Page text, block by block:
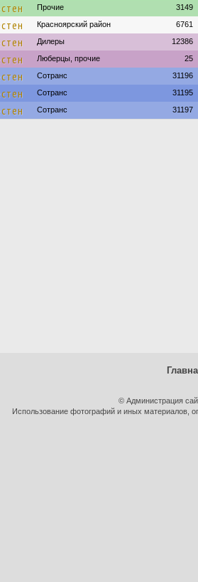
Прочие 3149
Красноярский район 6761
Дилеры 12386
Люберцы, прочие 25
Сотранс 31196
Сотранс 31195
Сотранс 31197
© Администрация
Использование фотографий и иных материалов,